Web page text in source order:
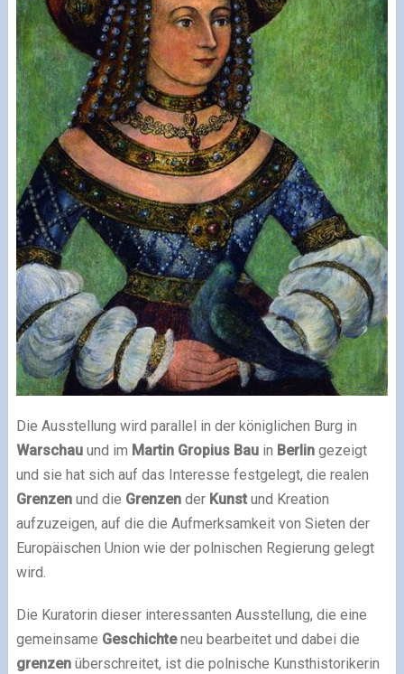
Die Ausstellung wird parallel in der königlichen Burg in
Warschauund im Martin Gropius Bauin Berlingezeigt
und sie hat sich auf das Interesse festgelegt, die realen
Grenzenund die Grenzender Kunstund Kreation
aufzuzeigen, auf die die Aufmerksamkeit von Sieten der
Europäischen Union wie der polnischen Regierung gelegt
wird.
Die Kuratorin dieser interessanten Ausstellung, die eine
gemeinsame Geschichteneu bearbeitet und dabei die
grenzenüberschreitet, ist die polnische Kunsthistorikerin